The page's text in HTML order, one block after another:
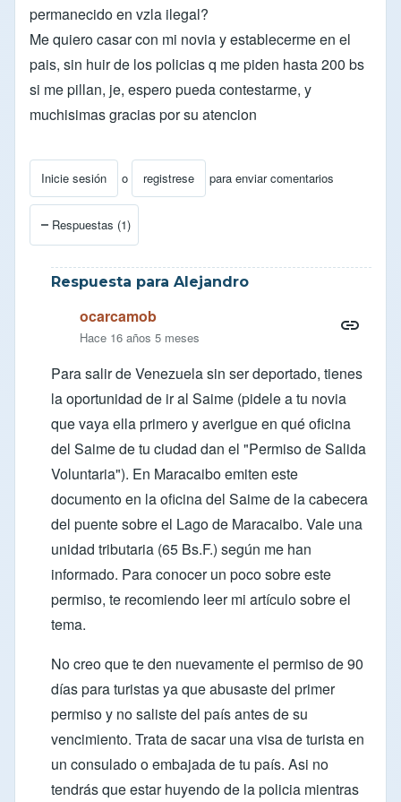
permanecido en vzla ilegal?
Me quiero casar con mi novia y establecerme en el
pais, sin huir de los policias q me piden hasta 200 bs
si me pillan, je, espero pueda contestarme, y
muchisimas gracias por su atencion
Inicie sesión o registrese para enviar comentarios
Respuestas (1)
Respuesta para Alejandro
ocarcamob
Hace 16 años 5 meses
Para salir de Venezuela sin ser deportado, tienes
la oportunidad de ir al Saime (pidele a tu novia
que vaya ella primero y averigue en qué oficina
del Saime de tu ciudad dan el "Permiso de Salida
Voluntaria"). En Maracaibo emiten este
documento en la oficina del Saime de la cabecera
del puente sobre el Lago de Maracaibo. Vale una
unidad tributaria (65 Bs.F.) según me han
informado. Para conocer un poco sobre este
permiso, te recomiendo leer mi artículo sobre el
tema.
No creo que te den nuevamente el permiso de 90
días para turistas ya que abusaste del primer
permiso y no saliste del país antes de su
vencimiento. Trata de sacar una visa de turista en
un consulado o embajada de tu país. Asi no
tendrás que estar huyendo de la policia mientras